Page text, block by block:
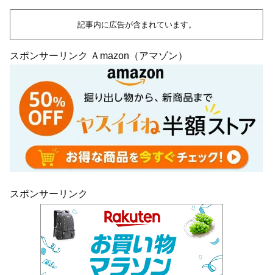
記事内に広告が含まれています。
スポンサーリンク Ａmazon（アマゾン）
スポンサーリンク